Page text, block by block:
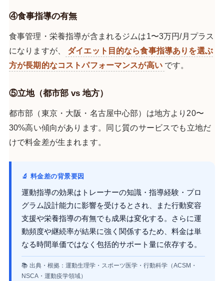
④食事指導の有無
食事管理・栄養指導が含まれるジムは1〜3万円/月プラス
になりますが、
ダイエット目的なら食事指導ありを選ぶ
方が長期的なコストパフォーマンスが高い です。
⑤立地（都市部 vs 地方）
都市部（東京・大阪・名古屋中心部）は地方より20〜
30%高い傾向があります。同じ質のサービスでも立地だ
けで料金差が生まれます。
🔬 料金差の背景要因
運動指導の効果はトレーナーの知識・指導経験・プロ
グラム設計能力に影響を受けるとされ、また行動変容
支援や栄養指導の有無でも成果は変化する。さらに運
動頻度や継続率が結果に強く関係するため、料金は単
なる時間単価ではなく包括的サポート量に依存する。
📚 出典・根拠：運動生理学・スポーツ医学・行動科学（ACSM・
NSCA・運動疫学領域）